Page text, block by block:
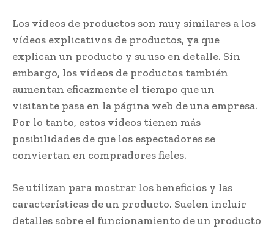
Los vídeos de productos son muy similares a los
vídeos explicativos de productos, ya que
explican un producto y su uso en detalle. Sin
embargo, los vídeos de productos también
aumentan eficazmente el tiempo que un
visitante pasa en la página web de una empresa.
Por lo tanto, estos vídeos tienen más
posibilidades de que los espectadores se
conviertan en compradores fieles.
Se utilizan para mostrar los beneficios y las
características de un producto. Suelen incluir
detalles sobre el funcionamiento de un producto